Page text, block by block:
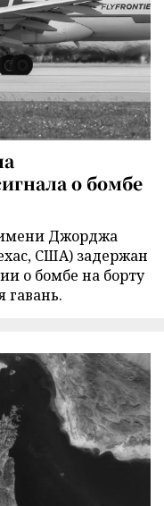
о бомбе
Джорджа
США) задержан
о бомбе на борту
гавань.